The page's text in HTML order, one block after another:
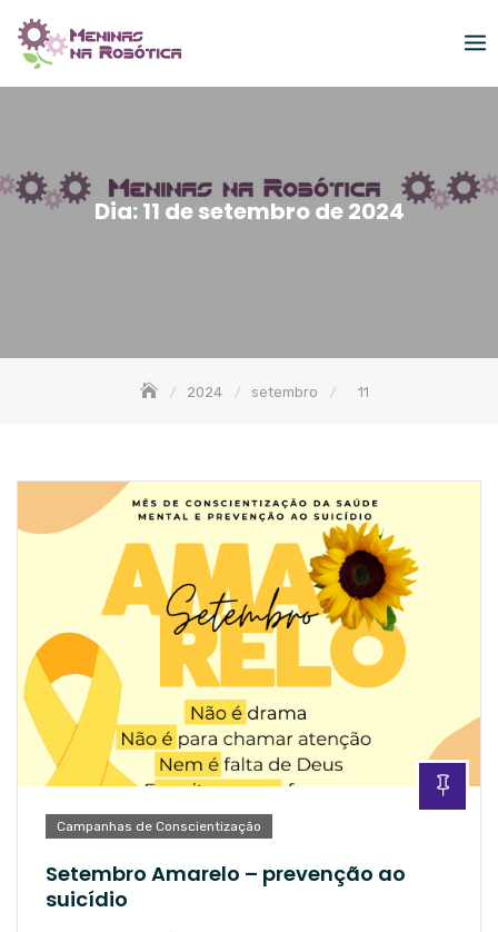
content
Dia:11 de setembro de 2024
2024 setembro 11
Campanhas de Conscientização
Setembro Amarelo – prevenção ao
suicídio